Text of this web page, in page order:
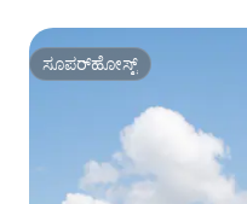
ಸೂಪರ್‌ಹೋಸ್ಟ್
ಸೂಪರ್‌ಹೋಸ್ಟ್